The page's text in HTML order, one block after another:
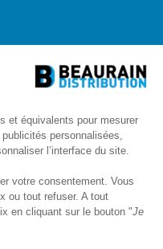
bâtiments publics et
et sécurisée. Ce segment
pour la sécurité, et
de nombreux environnements.
Antipanique
la porte en exerçant une simple
où la rapidité est cruciale
permettant des fonctionnalités
.
flexibilité, s'adaptant à divers
et l'acier inoxydable,
aux tentatives d'effraction. Nous
récentes dans le
les options connectées qui
et équivalents pour mesurer
personnalisées,
l’interface du site.
votre consentement. Vous
ou tout refuser. A tout
en cliquant sur le bouton "Je